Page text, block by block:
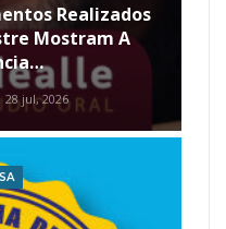
Realizados
Mostram A
28 jul, 2026